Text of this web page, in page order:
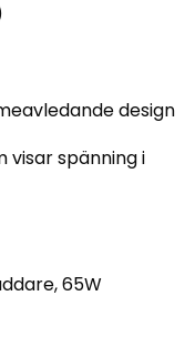
design
visar spänning i
65W